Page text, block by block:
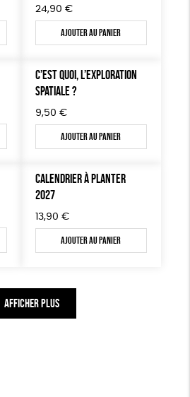
24,90 €
Ajouter au panier
C’EST QUOI, L’EXPLORATION
SPATIALE ?
9,50 €
Ajouter au panier
CALENDRIER À PLANTER
2027
13,90 €
Ajouter au panier
AFFICHER PLUS